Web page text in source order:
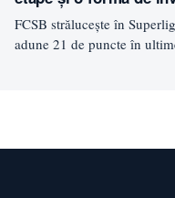
FCSB strălucește în
adune 21 de puncte în